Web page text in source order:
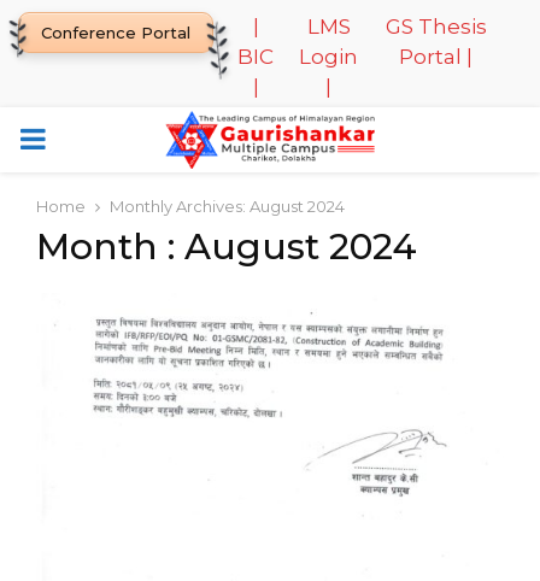
Conference Portal
BIC
LMS
Login
GS Thesis
Portal |
PRIMARY
MENU
Home Monthly Archives: August 2024
Month : August 2024